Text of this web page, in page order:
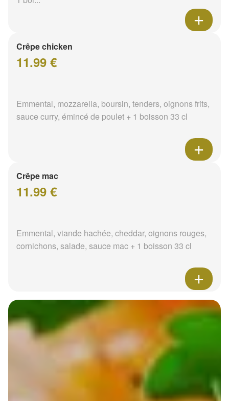
Crêpe chicken
11.99 €
Emmental, mozzarella, boursin, tenders, oignons frits,
sauce curry, émincé de poulet + 1 boisson 33 cl
Crêpe mac
11.99 €
Emmental, viande hachée, cheddar, oignons rouges,
cornichons, salade, sauce mac + 1 boisson 33 cl